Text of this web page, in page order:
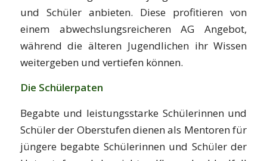
und Schüler anbieten. Diese profitieren von
einem abwechslungsreicheren AG Angebot,
während die älteren Jugendlichen ihr Wissen
weitergeben und vertiefen können.
Die Schülerpaten
Begabte und leistungsstarke Schülerinnen und
Schüler der Oberstufen dienen als Mentoren für
jüngere begabte Schülerinnen und Schüler der